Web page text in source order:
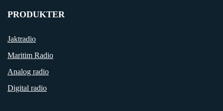
PRODUKTER
Jaktradio
Maritim Radio
Analog radio
Digital radio